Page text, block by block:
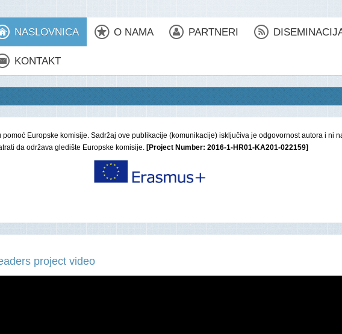
NASLOVNICA O NAMA PARTNERI
KONTAKT
Europske komisije. Sadržaj ove publikacije (komunikacije) isključiva je odgovornost autora i ni
da održava gledište Europske komisije. [Project Number: 2016-1-HR01-KA201-022159]
project video